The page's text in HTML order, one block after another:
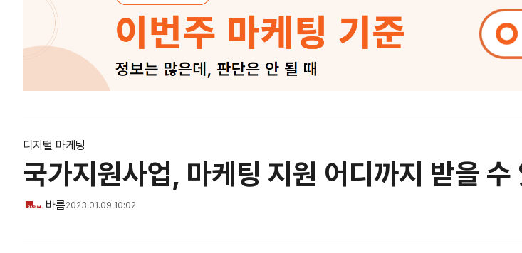
디지털 마케팅
국가지원사업, 마케팅 지원 어디까지 받을 수
바름2023.01.09 10:02